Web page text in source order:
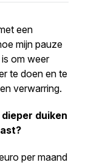
een
mijn pauze
om weer
te doen en te
verwarring.
duiken
per maand